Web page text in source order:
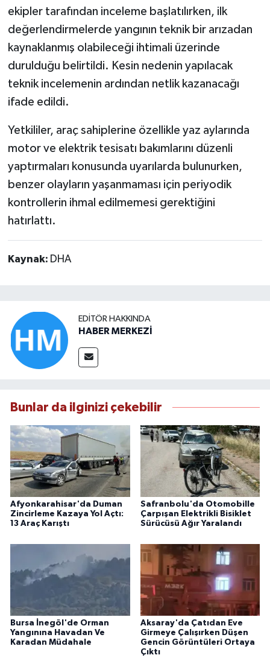
ekipler tarafından inceleme başlatılırken, ilk
değerlendirmelerde yangının teknik bir arızadan
kaynaklanmış olabileceği ihtimali üzerinde
durulduğu belirtildi. Kesin nedenin yapılacak
teknik incelemenin ardından netlik kazanacağı
ifade edildi.
Yetkililer, araç sahiplerine özellikle yaz aylarında
motor ve elektrik tesisatı bakımlarını düzenli
yaptırmaları konusunda uyarılarda bulunurken,
benzer olayların yaşanmaması için periyodik
kontrollerin ihmal edilmemesi gerektiğini
hatırlattı.
Kaynak: DHA
EDITÖR HAKKINDA
HABER MERKEZİ
Bunlar da ilginizi çekebilir
Afyonkarahisar'da Duman
Zincirleme Kazaya Yol Açtı:
13 Araç Karıştı
Safranbolu'da Otomobille
Çarpışan Elektrikli Bisiklet
Sürücüsü Ağır Yaralandı
Bursa İnegöl'de Orman
Yangınına Havadan Ve
Karadan Müdahale
Aksaray'da Çatıdan Eve
Girmeye Çalışırken Düşen
Gencin Görüntüleri Ortaya
Çıktı